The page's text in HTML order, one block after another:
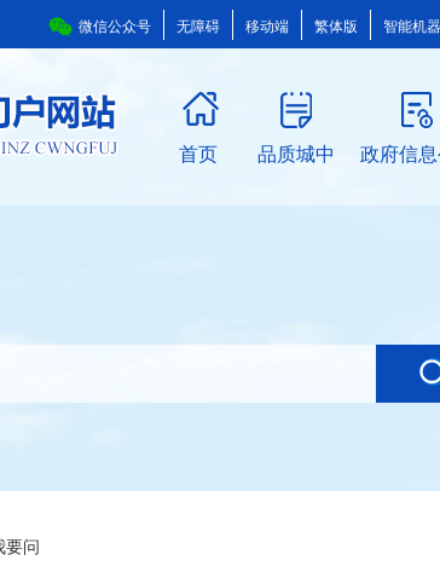
微信公众号 无障碍 移动端 繁体版 智能机
首页 品质城中 政府信
要问